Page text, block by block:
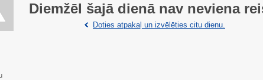
Diemžēl šajā dienā nav neviena
Doties atpakaļ un izvēlēties citu dienu.